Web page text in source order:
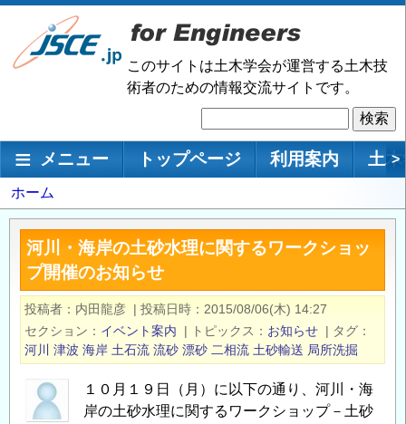
メ
ン
移
このサイトは土木学会が運営する土木技
術者のための情報交流サイトです。
索
メインナビゲーション
メニュー トップページ 利用案内 土 >
パ
ン
く
ず
ホーム
河川・海岸の土砂水理に関するワークショッ
プ開催のお知らせ
投稿者 内田龍彦 | 投稿日時
2015/08/06(木) 14:27
セクション
イベント案内 | トピックス お知らせ | タグ
河川
津波 海岸 土石流 流砂 漂砂 二相流 土砂輸送 局所洗掘
１０月１９日（月）に以下の通り、河川・海
岸の土砂水理に関するワークショップ－土砂